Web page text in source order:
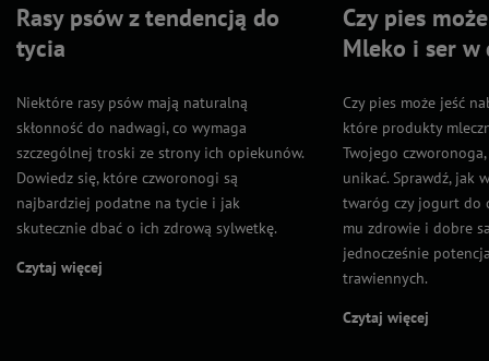
Rasy psów z tendencją do
tycia
Niektóre rasy psów mają naturalną
skłonność do nadwagi, co wymaga
szczególnej troski ze strony ich opiekunów.
Dowiedz się, które czworonogi są
najbardziej podatne na tycie i jak
skutecznie dbać o ich zdrową sylwetkę.
Czytaj więcej
Czy pies
Mleko i ser w
Czy pies może jeść
które produkty
Twojego
unikać. Sprawdź, jak
twaróg czy jogurt do
mu zdrowie i dobre
jednocześnie
trawiennych.
Czytaj więcej